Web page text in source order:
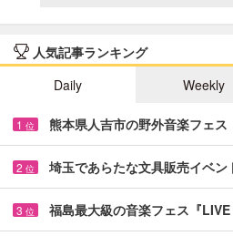
人気記事ランキング
Daily
Weekly
1 位 熊本県人吉市の野外音楽フェ
2 位 埼玉であらたな文具販売イベ
3 位 福島最大級の音楽フェス『